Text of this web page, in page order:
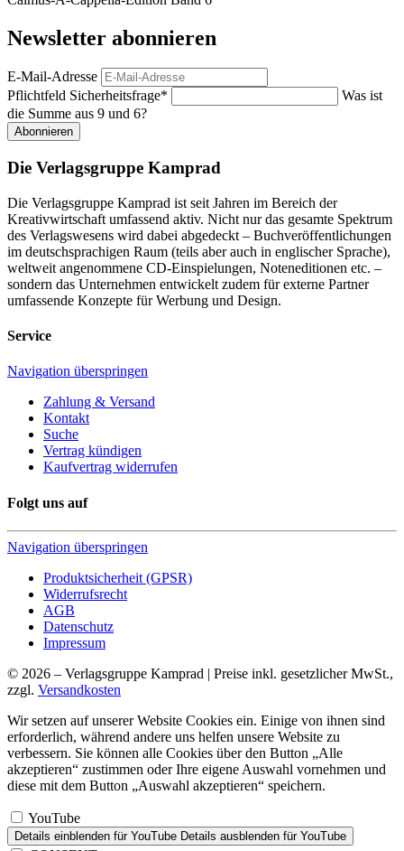
Newsletter abonnieren
E-Mail-Adresse
Pflichtfeld Sicherheitsfrage*
Was ist
die Summe aus 9 und 6?
Abonnieren
Die Verlagsgruppe Kamprad
Die Verlagsgruppe Kamprad ist seit Jahren im Bereich der
Kreativwirtschaft umfassend aktiv. Nicht nur das gesamte Spektrum
des Verlagswesens wird dabei abgedeckt – Buchveröffentlichungen
im deutschsprachigen Raum (teils aber auch in englischer Sprache),
weltweit angenommene CD-Einspielungen, Noteneditionen etc. –
sondern das Unternehmen entwickelt zudem für externe Partner
umfassende Konzepte für Werbung und Design.
Service
Navigation überspringen
Zahlung & Versand
Kontakt
Suche
Vertrag kündigen
Kaufvertrag widerrufen
Folgt uns auf
Navigation überspringen
Produktsicherheit (GPSR)
Widerrufsrecht
AGB
Datenschutz
Impressum
© 2026 – Verlagsgruppe Kamprad | Preise inkl. gesetzlicher MwSt.,
zzgl. Versandkosten
Wir setzen auf unserer Website Cookies ein. Einige von ihnen sind
erforderlich, während andere uns helfen unsere Website zu
verbessern. Sie können alle Cookies über den Button „Alle
akzeptieren“ zustimmen oder Ihre eigene Auswahl vornehmen und
diese mit dem Button „Auswahl akzeptieren“ speichern.
YouTube
Details einblenden für YouTube Details ausblenden für YouTube